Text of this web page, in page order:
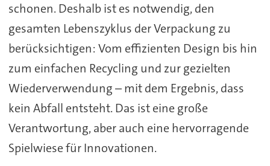
schonen. Deshalb ist es notwendig, den
gesamten Lebenszyklus der Verpackung zu
berücksichtigen: Vom effizienten Design bis hin
zum einfachen Recycling und zur gezielten
Wiederverwendung – mit dem Ergebnis, dass
kein Abfall entsteht. Das ist eine große
Verantwortung, aber auch eine hervorragende
Spielwiese für Innovationen.